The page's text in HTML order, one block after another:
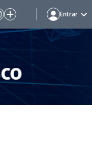
Entrar